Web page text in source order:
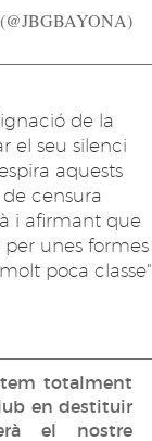
de la
el seu silenci
aquests
censura
i afirmant que
per unes formes
poca classe"
totalment
en destituir
el nostre